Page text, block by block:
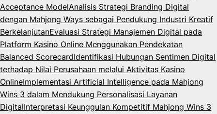
Acceptance ModelAnalisis Strategi Branding Digital
dengan Mahjong Ways sebagai Pendukung Industri Kreatif
BerkelanjutanEvaluasi Strategi Manajemen Digital pada
Platform Kasino Online Menggunakan Pendekatan
Balanced ScorecardIdentifikasi Hubungan Sentimen Digital
terhadap Nilai Perusahaan melalui Aktivitas Kasino
OnlineImplementasi Artificial Intelligence pada Mahjong
Wins 3 dalam Mendukung Personalisasi Layanan
DigitalInterpretasi Keunggulan Kompetitif Mahjong Wins 3